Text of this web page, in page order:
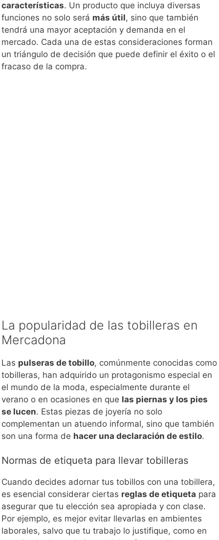
características. Un producto que incluya diversas
funciones no solo será más útil, sino que también
tendrá una mayor aceptación y demanda en el
mercado. Cada una de estas consideraciones forman
un triángulo de decisión que puede definir el éxito o el
fracaso de la compra.
La popularidad de las tobilleras en
Mercadona
Las pulseras de tobillo, comúnmente conocidas como
tobilleras, han adquirido un protagonismo especial en
el mundo de la moda, especialmente durante el
verano o en ocasiones en que las piernas y los pies
se lucen. Estas piezas de joyería no solo
complementan un atuendo informal, sino que también
son una forma de hacer una declaración de estilo.
Normas de etiqueta para llevar tobilleras
Cuando decides adornar tus tobillos con una tobillera,
es esencial considerar ciertas reglas de etiqueta para
asegurar que tu elección sea apropiada y con clase.
Por ejemplo, es mejor evitar llevarlas en ambientes
laborales, salvo que tu trabajo lo justifique, como en